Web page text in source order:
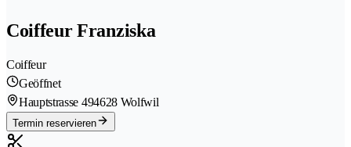
Coiffeur Franziska
Coiffeur
Geöffnet
Hauptstrasse 494628 Wolfwil
Termin reservieren